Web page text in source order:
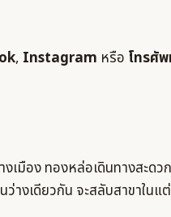
, Instagram หรือ โทรศั
เมือง ทองหล่อเดินทางสะดว
างเดียวกัน จะสลับสาขาในแ